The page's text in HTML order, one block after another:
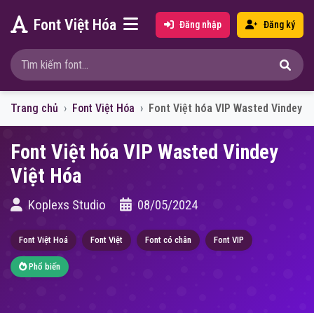
Font Việt Hóa Đăng nhập Đăng ký
Trang chủ Font Việt Hóa Font Việt hóa VIP Wasted Vindey
Font Việt hóa VIP Wasted Vindey
Việt Hóa
Koplexs Studio 08/05/2024
Font Việt Hoá Font Việt Font có chân Font VIP
Phổ biến